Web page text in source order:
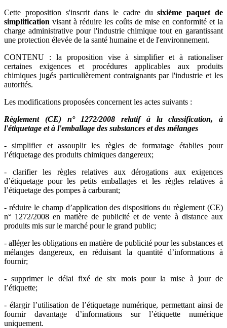
Cette proposition s'inscrit dans le cadre dusixième paquet de
simplification visant à réduire les coûts de mise en conformité et la
charge administrative pour l'industrie chimique tout en garantissant
une protection élevée de la santé humaine et de l'environnement.
CONTENU : la proposition vise à simplifier et à rationaliser
certaines exigences et procédures applicables aux produits
chimiques jugés particulièrement contraignants par l'industrie et les
autorités.
Les modifications proposées concernent les actes suivants :
Règlement (CE) n° 1272/2008 relatif à la classification, à
l'étiquetage et à l'emballage des substances et des mélanges
- simplifier et assouplir les règles de formatage établies pour
l’étiquetage des produits chimiques dangereux;
- clarifier les règles relatives aux dérogations aux exigences
d’étiquetage pour les petits emballages et les règles relatives à
l’étiquetage des pompes à carburant;
- réduire le champ d’application des dispositions du règlement (CE)
n° 1272/2008 en matière de publicité et de vente à distance aux
produits mis sur le marché pour le grand public;
- alléger les obligations en matière de publicité pour les substances et
mélanges dangereux, en réduisant la quantité d’informations à
fournir;
- supprimer le délai fixé de six mois pour la mise à jour de
l’étiquette;
- élargir l’utilisation de l’étiquetage numérique, permettant ainsi de
fournir davantage d’informations sur l’étiquette numérique
uniquement.